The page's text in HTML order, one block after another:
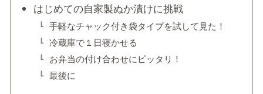
はじめての自家製ぬか漬けに挑戦
手軽なチャック付き袋タイプを試して見た！
冷蔵庫で１日寝かせる
お弁当の付け合わせにピッタリ！
最後に